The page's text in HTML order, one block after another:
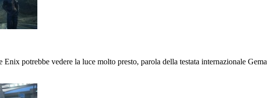
Enix potrebbe vedere la luce molto presto, parola della testata internazionale